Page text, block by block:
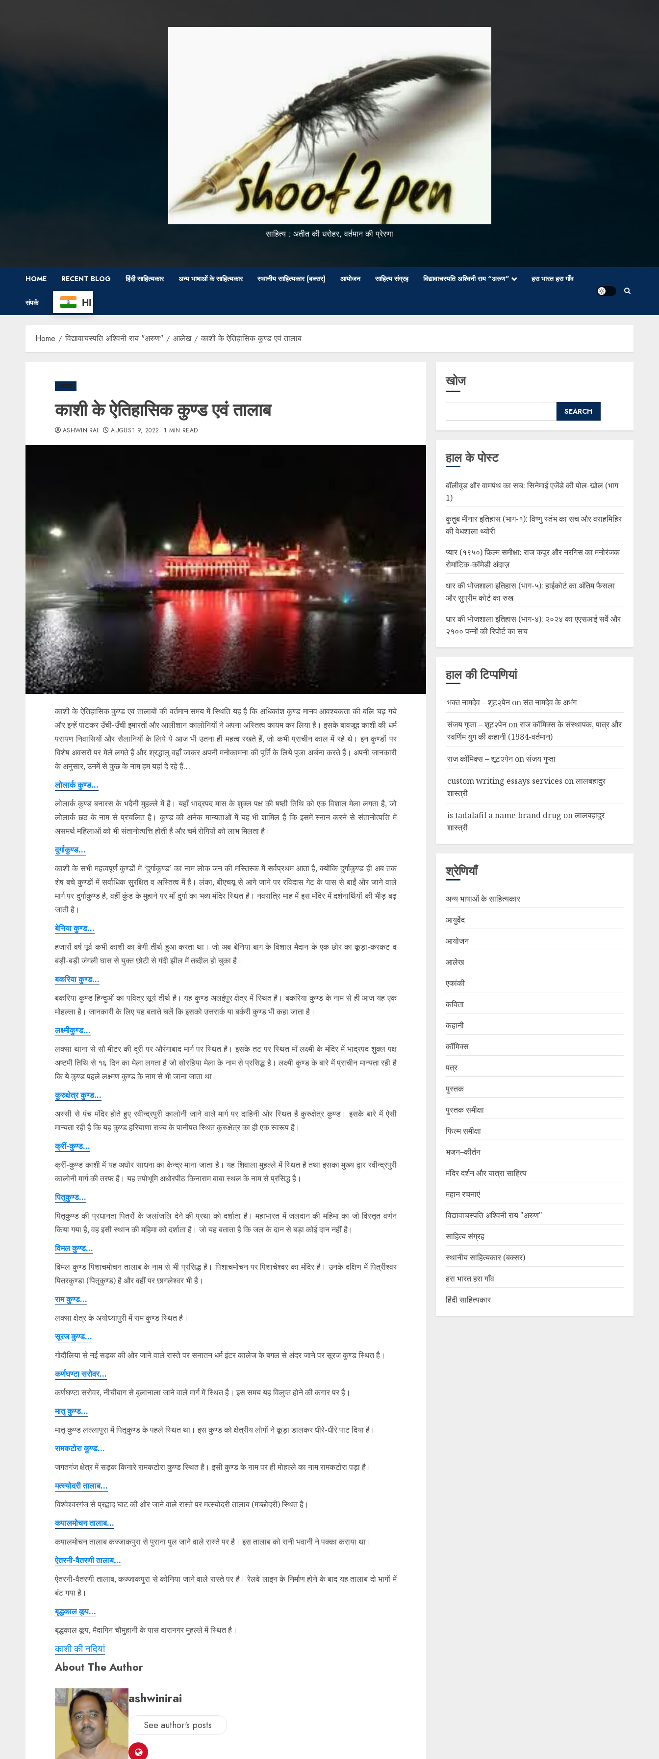
साहित्य : अतीत की धरोहर, वर्तमान की प्रेरणा
HOME RECENT BLOG हिंदी साहित्यकार अन्य भाषाओं के साहित्यकार स्थानीय साहित्यकार (बक्सर) आयोजन साहित्य संग्रह विद्यावाचस्पति अश्विनी राय “अरुण” हरा भारत हरा गाँव
संपर्क HI
Home विद्यावाचस्पति अश्विनी राय "अरुण" आलेख काशी के ऐतिहासिक कुण्ड एवं तालाब
आलेख
काशी के ऐतिहासिक कुण्ड एवं तालाब
ASHWINIRAI AUGUST 9, 2022 1 MIN READ
काशी के ऐतिहासिक कुण्ड एवं तालाबों की वर्तमान समय में स्थिति यह है कि अधिकांश कुण्ड मानव आवश्यकता की बलि चढ़ गये
और इन्हें पाटकर उँची-उँची इमारतों और आलीशान कालोनियों ने अपना अस्तित्व कायम कर लिया है। इसके बावजूद काशी की धर्म
परायण निवासियों और सैलानियों के लिये ये आज भी उतना ही महत्व रखते हैं, जो कभी प्राचीन काल में रहे थे। इन कुण्डों पर
विशेष अवसरों पर मेले लगते हैं और श्रद्धालु वहाँ जाकर अपनी मनोकामना की पूर्ति के लिये पूजा अर्चना करते हैं। अपनी जानकारी
के अनुसार, उनमें से कुछ के नाम हम यहां दे रहे हैं…
लोलार्क कुण्ड…
लोलार्क कुण्ड बनारस के भदैनी मुहल्ले में है। यहाँ भाद्रपद मास के शुक्ल पक्ष की षष्ठी तिथि को एक विशाल मेला लगता है, जो
लोलार्क छठ के नाम से प्रचलित है। कुण्ड की अनेक मान्यताओं में यह भी शामिल है कि इसमें स्नान करने से संतानोत्पत्ति में
असमर्थ महिलाओं को भी संतानोत्पत्ति होती है और चर्म रोगियों को लाभ मिलता है।
दुर्गाकुण्ड…
काशी के सभी महत्वपूर्ण कुण्डों में ‘दुर्गाकुण्ड’ का नाम लोक जन की मस्तिस्क में सर्वप्रथम आता है, क्योंकि दुर्गाकुण्ड ही अब तक
शेष बचे कुण्डों में सर्वाधिक सुरक्षित व अस्तित्व में है। लंका, बीएचयू से आगे जाने पर रविदास गेट के पास से बाईं ओर जाने वाले
मार्ग पर दुर्गाकुण्ड है, वहीं कुंड के मुहाने पर माँ दुर्गा का भव्य मंदिर स्थित है। नवरात्रि माह में इस मंदिर में दर्शनार्थियों की भीड़ बढ़
जाती है।
बेनिया कुण्ड…
हजारों वर्ष पूर्व कभी काशी का बेणी तीर्थ हुआ करता था। जो अब बेनिया बाग के विशाल मैदान के एक छोर का कूड़ा-करकट व
बड़ी-बड़ी जंगली घास से युक्त छोटी से गंदी झील में तब्दील हो चुका है।
बकरिया कुण्ड…
बकरिया कुण्ड हिन्दुओं का पवित्र सूर्य तीर्थ है। यह कुण्ड अलईपुर क्षेत्र में स्थित है। बकरिया कुण्ड के नाम से ही आज यह एक
मोहल्ला है। जानकारी के लिए यह बताते चलें कि इसको उत्तरार्क या बर्करी कुण्ड भी कहा जाता है।
लक्ष्मीकुण्ड…
लक्सा थाना से सौ मीटर की दूरी पर औरंगाबाद मार्ग पर स्थित है। इसके तट पर स्थित माँ लक्ष्मी के मंदिर में भाद्रपद शुक्ल पक्ष
अष्टमी तिथि से १६ दिन का मेला लगता है जो सोरहिया मेला के नाम से प्रसिद्ध है। लक्ष्मी कुण्ड के बारे में प्राचीन मान्यता रही है
कि ये कुण्ड पहले लक्ष्मण कुण्ड के नाम से भी जाना जाता था।
कुरुक्षेत्र कुण्ड…
अस्सी से पंच मंदिर होते हुए रवीन्द्रपुरी कालोनी जाने वाले मार्ग पर दाहिनी ओर स्थित है कुरुक्षेत्र कुण्ड। इसके बारे में ऐसी
मान्यता रही है कि यह कुण्ड हरियाणा राज्य के पानीपत स्थित कुरुक्षेत्र का ही एक स्वरूप है।
क्रीं-कुण्ड…
क्रीं-कुण्ड काशी में यह अघोर साधना का केन्द्र माना जाता है। यह शिवाला मुहल्ले में स्थित है तथा इसका मुख्य द्वार रवीन्द्रपुरी
कालोनी मार्ग की तरफ है। यह तपोभूमि अधोरपीठ किनाराम बाबा स्थल के नाम से प्रसिद्ध है।
पितृकुण्ड…
पितृकुण्ड की प्रधानता पितरों के जलांजलि देने की प्रथा को दर्शाता है। महाभारत में जलदान की महिमा का जो विस्तृत वर्णन
किया गया है, वह इसी स्थान की महिमा को दर्शाता है। जो यह बताता है कि जल के दान से बड़ा कोई दान नहीं है।
विमल कुण्ड…
विमल कुण्ड पिशाचमोचन तालाब के नाम से भी प्रसिद्ध है। पिशाचमोचन पर पिशाचेश्वर का मंदिर है। उनके दक्षिण में पित्रीश्वर
पितरकुण्डा (पितृकुण्ड) है और वहीं पर छागलेश्वर भी है।
राम कुण्ड…
लक्सा क्षेत्र के अयोध्यापुरी में राम कुण्ड स्थित है।
सूरज कुण्ड…
गोदौलिया से नई सड़क की ओर जाने वाले रास्ते पर सनातन धर्म इंटर कालेज के बगल से अंदर जाने पर सूरज कुण्ड स्थित है।
कर्णघण्टा सरोवर…
कर्णघण्टा सरोवर, नीचीबाग से बुलानाला जाने वाले मार्ग में स्थित है। इस समय यह विलुप्त होने की कगार पर है।
मातृ कुण्ड…
मातृ कुण्ड लल्लापुरा में पितृकुण्ड के पहले स्थित था। इस कुण्ड को क्षेत्रीय लोगों ने कूड़ा डालकर धीरे-धीरे पाट दिया है।
रामकटोरा कुण्ड…
जगतगंज क्षेत्र में सड़क किनारे रामकटोरा कुण्ड स्थित है। इसी कुण्ड के नाम पर ही मोहल्ले का नाम रामकटोरा पड़ा है।
मत्स्योदरी तालाब…
विश्वेश्वरगंज से प्रह्लाद घाट की ओर जाने वाले रास्ते पर मत्स्योदरी तालाब (मच्छोदरी) स्थित है।
कपालमोचन तालाब…
कपालमोचन तालाब कज्जाकपुरा से पुराना पुल जाने वाले रास्ते पर है। इस तालाब को रानी भवानी ने पक्का कराया था।
ऐतरनी-वैतरणी तालाब…
ऐतरनी-वैतरणी तालाब, कज्जाकपुरा से कोनिया जाने वाले रास्ते पर है। रेलवे लाइन के निर्माण होने के बाद यह तालाब दो भागों में
बंट गया है।
बृद्धकाल कूप…
बृद्धकाल कूप, मैदागिन चौमुहानी के पास दारानगर मुहल्ले में स्थित है।
काशी की नदियां
About The Author
ashwinirai
See author's posts
खोज
SEARCH
हाल के पोस्ट
बॉलीवुड और वामपंथ का सच: सिनेमाई एजेंडे की पोल-खोल (भाग
1)
कुतुब मीनार इतिहास (भाग-१): विष्णु स्तंभ का सच और वराहमिहिर
की वेधशाला थ्योरी
प्यार (१९५०) फ़िल्म समीक्षा: राज कपूर और नरगिस का मनोरंजक
रोमांटिक-कॉमेडी अंदाज़
धार की भोजशाला इतिहास (भाग-५): हाईकोर्ट का अंतिम फैसला
और सुप्रीम कोर्ट का रुख
धार की भोजशाला इतिहास (भाग-४): २०२४ का एएसआई सर्वे और
२१०० पन्नों की रिपोर्ट का सच
हाल की टिप्पणियां
भक्त नामदेव – शूट२पेनonसंत नामदेव के अभंग
संजय गुप्ता – शूट२पेनonराज कॉमिक्स के संस्थापक, पात्र और
स्वर्णिम युग की कहानी (1984-वर्तमान)
राज कॉमिक्स – शूट२पेनonसंजय गुप्ता
custom writing essays services onलालबहादुर
शास्त्री
is tadalafil a name brand drug onलालबहादुर
शास्त्री
श्रेणियाँ
अन्य भाषाओं के साहित्यकार
आयुर्वेद
आयोजन
आलेख
एकांकी
कविता
कहानी
कॉमिक्स
पत्र
पुस्तक
पुस्तक समीक्षा
फिल्म समीक्षा
भजन–कीर्तन
मंदिर दर्शन और यात्रा साहित्य
महान रचनाएं
विद्यावाचस्पति अश्विनी राय "अरुण"
साहित्य संग्रह
स्थानीय साहित्यकार (बक्सर)
हरा भारत हरा गाँव
हिंदी साहित्यकार